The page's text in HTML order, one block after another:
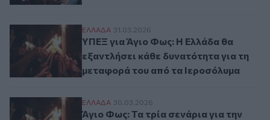
ΥΠΕΞ για Άγιο Φως: Η Ελλάδα θα
ΕΛΛAΔΑ 31.03.2026
ΥΠΕΞ για Άγιο Φως: Η Ελλάδα θα
εξαντλήσει κάθε δυνατότητα για τη
μεταφορά του από τα Ιεροσόλυμα
Άγιο Φως: Τα τρία σενάρια για την
ΕΛΛAΔΑ 30.03.2026
Άγιο Φως: Τα τρία σενάρια για την